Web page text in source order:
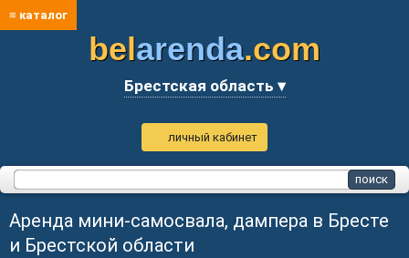
≡ каталог
belarenda.com
Брестская область ▾
личный кабинет
Аренда мини-самосвала, дампера в Бресте
и Брестской области